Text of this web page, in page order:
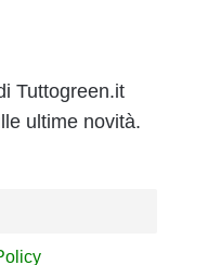
Tuttogreen.it
ultime novità.